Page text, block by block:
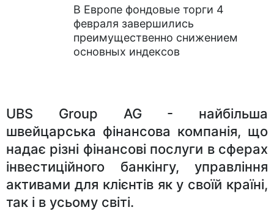
В Европе фондовые торги 4
февраля завершились
преимущественно снижением
основных индексов
UBS Group AG - найбільша
швейцарська фінансова компанія, що
надає різні фінансові послуги в сферах
інвестиційного банкінгу, управління
активами для клієнтів як у своїй країні,
так і в усьому світі.